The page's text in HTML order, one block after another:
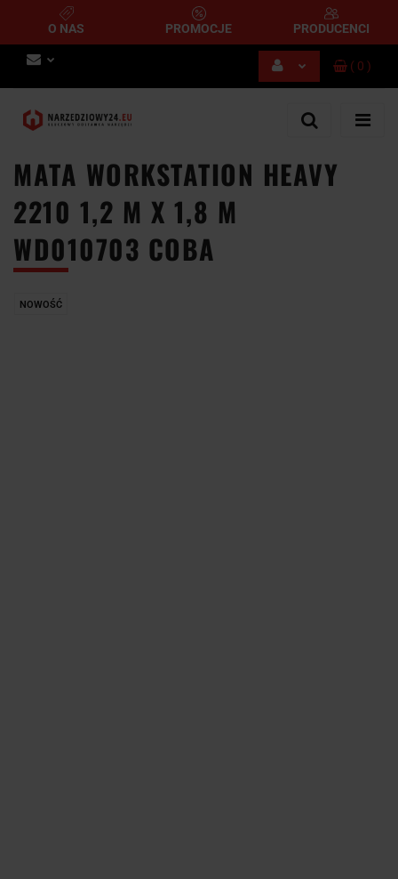
O NAS PROMOCJE PRODUCENCI
( 0 )
MATA WORKSTATION HEAVY
2210 1,2 M X 1,8 M
WD010703 COBA
NOWOŚĆ